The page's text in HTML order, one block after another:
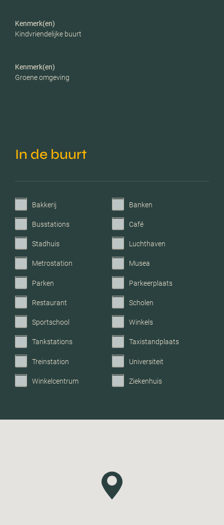
Kenmerk(en)
Kindvriendelijke buurt
Kenmerk(en)
Groene omgeving
In de buurt
Bakkerij Banken
Busstations Café
Stadhuis Luchthaven
Metrostation Musea
Parken Parkeerplaats
Restaurant Scholen
Sportschool Winkels
Tankstations Taxistandplaats
Treinstation Universiteit
Winkelcentrum Ziekenhuis